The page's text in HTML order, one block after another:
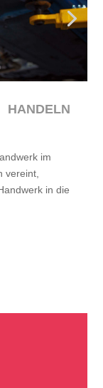
für
im
vereint,
in die